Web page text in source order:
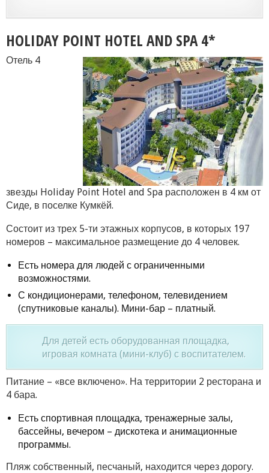
HOLIDAY POINT HOTEL AND SPA 4*
Отель 4
звезды Holiday Point Hotel and Spa расположен в 4 км от
Сиде, в поселке Кумкёй.
Состоит из трех 5-ти этажных корпусов, в которых 197
номеров – максимальное размещение до 4 человек.
Есть номера для людей с ограниченными
возможностями.
С кондиционерами, телефоном, телевидением
(спутниковые каналы). Мини-бар – платный.
Для детей есть оборудованная площадка,
игровая комната (мини-клуб) с воспитателем.
Питание – «все включено». На территории 2 ресторана и
4 бара.
Есть спортивная площадка, тренажерные залы,
бассейны, вечером – дискотека и анимационные
программы.
Пляж собственный, песчаный, находится через дорогу.